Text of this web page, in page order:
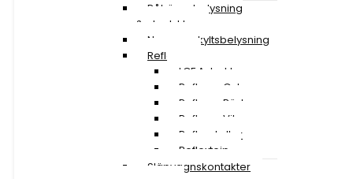
Påhängsbelysning
& ploglyktor
Nummerskyltsbelysning
Reflexer
LGF A-traktor
Reflexer Gula
Reflexer Röda
Reflexer Vita
Reflexskyltar
Reflextejp
Släpvagnskontakter